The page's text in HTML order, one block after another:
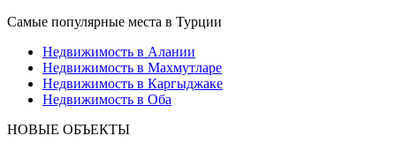
Самые популярные места в Турции
Недвижимость в Алании
Недвижимость в Махмутларе
Недвижимость в Каргыджаке
Недвижимость в Оба
НОВЫЕ ОБЪЕКТЫ